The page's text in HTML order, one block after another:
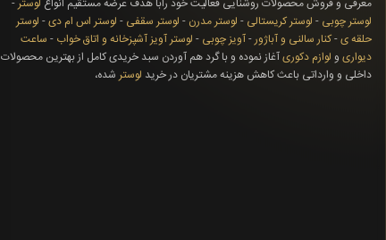
معرفی و فروش محصولات روشنایی فعالیت خود رابا هدف عرضه مستقیم انواع لوستر-
لوستر چوبی - لوستر کریستالی - لوستر مدرن - لوستر سقفی - لوستر اس ام دی- لوستر
حلقه ی-کنار سالنی و آباژور-آویز چوبی - لوستر آویز آشپزخانه و اتاق خواب - ساعت
دیواری و لوازم دکوریآغاز نموده و با گرد هم آوردن سبد خریدی کامل از بهترین محصولات
داخلی و وارداتی باعث کاهش هزینه مشتریان در خرید لوسترشده،